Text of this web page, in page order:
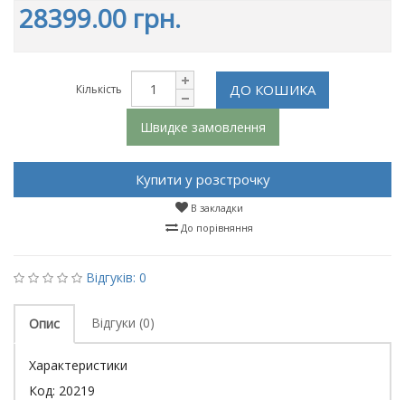
28399.00 грн.
Кількість ДО КОШИКА
Швидке замовлення
Купити у розстрочку
В закладки
До порівняння
Відгуків: 0
Опис Відгуки (0)
Характеристики
Код: 20219